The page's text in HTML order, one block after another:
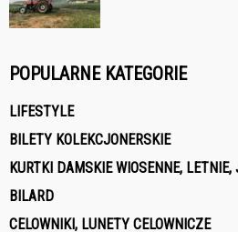
POPULARNE KATEGORIE
LIFESTYLE
BILETY KOLEKCJONERSKIE
KURTKI DAMSKIE WIOSENNE, LETNIE,
BILARD
CELOWNIKI, LUNETY CELOWNICZE